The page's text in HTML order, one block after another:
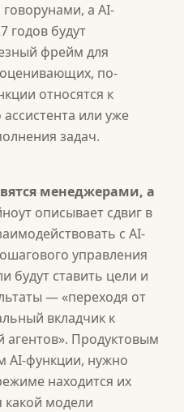
а AI-
годов будут
фрейм для
по-
относятся к
или уже
задач.
менеджерами, а
описывает сдвиг в
с AI-
управления
будут ставить цели и
— «переходя от
вкладчик к
Продуктовым
AI-функции, нужно
находится их
какой модели